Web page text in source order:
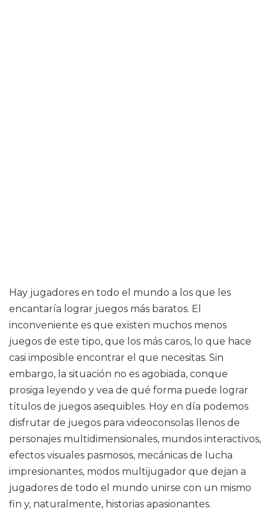
Hay jugadores en todo el mundo a los que les
encantaría lograr juegos más baratos. El
inconveniente es que existen muchos menos
juegos de este tipo, que los más caros, lo que hace
casi imposible encontrar el que necesitas. Sin
embargo, la situación no es agobiada, conque
prosiga leyendo y vea de qué forma puede lograr
títulos de juegos asequibles. Hoy en día podemos
disfrutar de juegos para videoconsolas llenos de
personajes multidimensionales, mundos interactivos,
efectos visuales pasmosos, mecánicas de lucha
impresionantes, modos multijugador que dejan a
jugadores de todo el mundo unirse con un mismo
fin y, naturalmente, historias apasionantes.